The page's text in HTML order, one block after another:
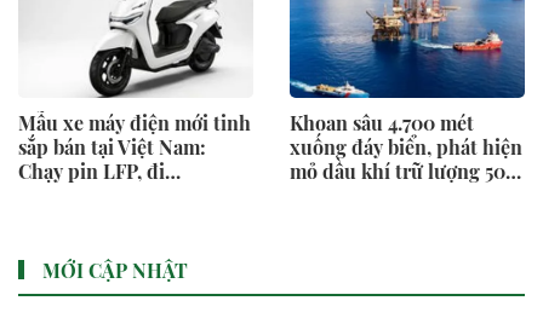
Mẫu xe máy điện mới tinh
sắp bán tại Việt Nam:
Chạy pin LFP, đi
Khoan sâu 4.700 mét
xuống đáy biển, phát hiện
mỏ dầu khí trữ lượng 500
MỚI CẬP NHẬT